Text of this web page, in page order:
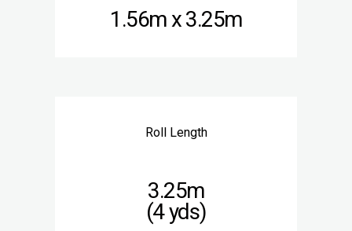
1.56m x 3.25m
Roll Length
3.25m
(4 yds)